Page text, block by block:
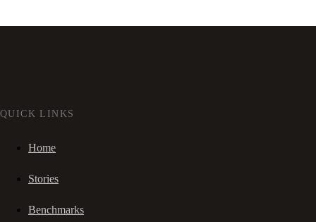
QUICK LINKS
Home
Stories
Benchmarks